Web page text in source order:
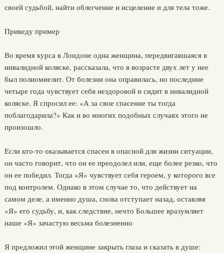
своей судьбой, найти облегчение и исцеление и для тела тоже.
Приведу пример
Во время курса в Лондоне одна женщина, передвигавшаяся в
инвалид­ной коляске, рассказала, что в возрасте двух лет у нее
был полиомиелит. От болезни она оправилась, но последние
четыре года чувствует себя нездоровой и сидит в инвалидной
коляске. Я спросил ее: «А за свое спасение ты тогда
поблагодарила?» Как и во многих подобных случаях этого не
произошло.
Если кто-то оказывается спасен в опасной для жизни ситуации,
он час­то говорит, что он ее преодолел или, еще более резко, что
он ее победил. Тогда «Я» чувствует себя героем, у которого все
под контролем. Однако в этом случае то, что действует на
самом деле, а именно душа, снова отступает назад, оставляя
«Я» его судьбу, и, как следствие, нечто Большее вразумляет
наше «Я» зачастую весьма болезненно
Я предложил этой женщине закрыть глаза и сказать в душе: